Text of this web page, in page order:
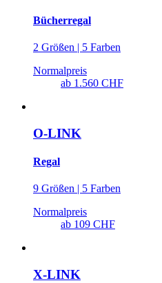
Bücherregal
2 Größen | 5 Farben
Normalpreis
ab 1.560 CHF
O-LINK
Regal
9 Größen | 5 Farben
Normalpreis
ab 109 CHF
X-LINK